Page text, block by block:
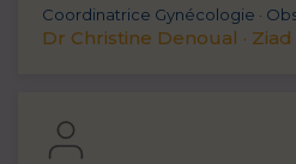
Coordinatrice Gynécologie ·
Dr Christine Denoual · Ziad